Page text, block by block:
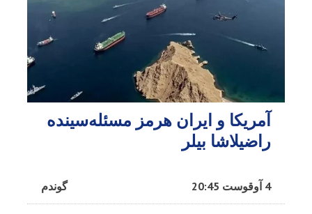
آمریکا و ایران هرمز مسئله‌سینده
راضیلاشا بیلر
گوندم 4 آوقوست 20:45